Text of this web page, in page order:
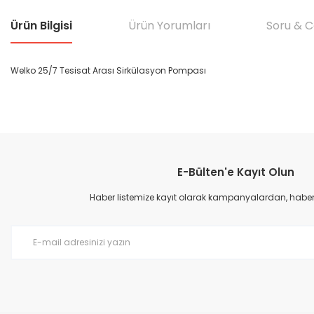
Ürün Bilgisi Ürün Yorumları Soru &
Welko 25/7 Tesisat Arası Sirkülasyon Pompası
Ürün resmi kalitesiz, bozuk veya görüntülenemiyor.
Ürün açıklamasında eksik bilgiler bulunuyor.
E-Bülten'e Kayıt Olun
Haber listemize kayıt olarak kampanyalardan,